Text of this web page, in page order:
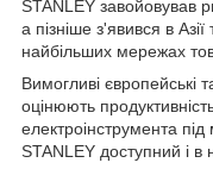
STANLEY завойовував
а пізніше з'явився в
найбільших мережах
Вимогливі європейські
оцінюють
електроінструмента
STANLEY доступний і в